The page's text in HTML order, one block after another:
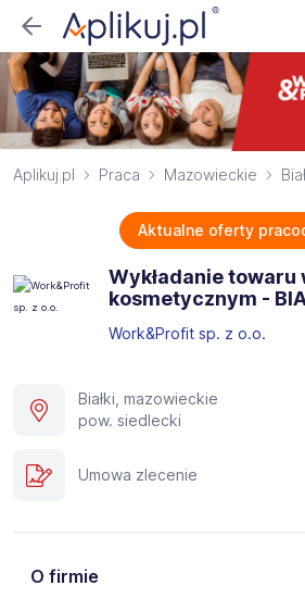
Aplikuj.pl Praca Mazowieckie
Aktualne oferty
Wykładanie towaru
kosmetycznym -
Work&Profit sp. z o.o.
Białki, mazowieckie
pow. siedlecki
Umowa zlecenie
O firmie